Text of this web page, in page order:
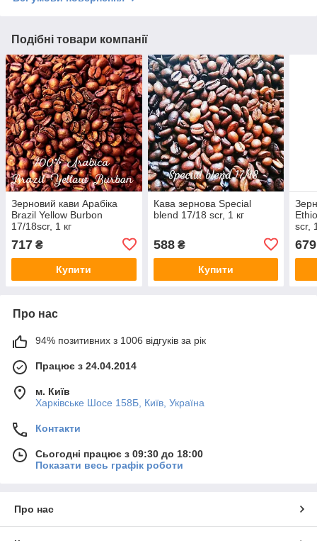
Подібні товари компанії
Зерновий кави Арабіка
Brazil Yellow Burbon
17/18scr, 1 кг
717 ₴
Купити
Кава зернова Special
blend 17/18 scr, 1 кг
588₴
Купити
scr,
679
Про нас
94% позитивних з 1006 відгуків за рік
Працює з 24.04.2014
м. Київ
Харківське Шосе 158Б, Київ, Україна
Контакти
Сьогодні працює з 09:30 до 18:00
Показати весь графік роботи
Про нас